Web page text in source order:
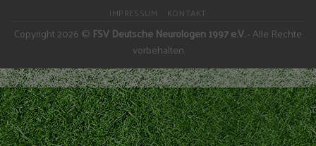
IMPRESSUM KONTAKT
Copyright 2026 © FSV Deutsche Neurologen 1997 e.V.- Alle Rechte
vorbehalten